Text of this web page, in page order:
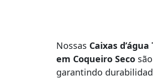
Nossas Caixas
em Coqueiro Seco
garantindo